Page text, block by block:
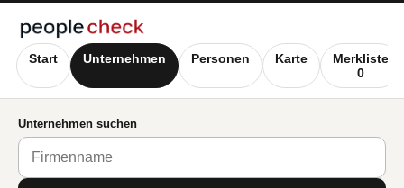
Start Unternehmen Personen Karte
Merkliste
0
Unternehmen suchen